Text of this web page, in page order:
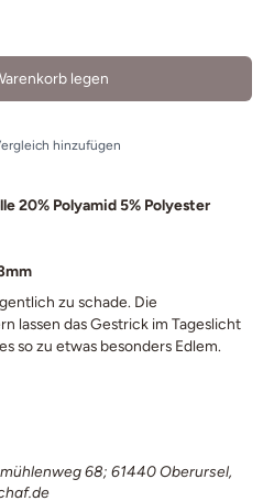
legen
hinzufügen
20% Polyamid 5% Polyester
zu schade. Die
lassen das Gestrick im Tageslicht
so zu etwas besonders Edlem.
68; 61440 Oberursel,